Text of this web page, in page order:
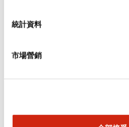
統計資料
市場營銷
環境規範
機械規格